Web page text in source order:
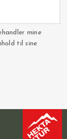
mine
til sine